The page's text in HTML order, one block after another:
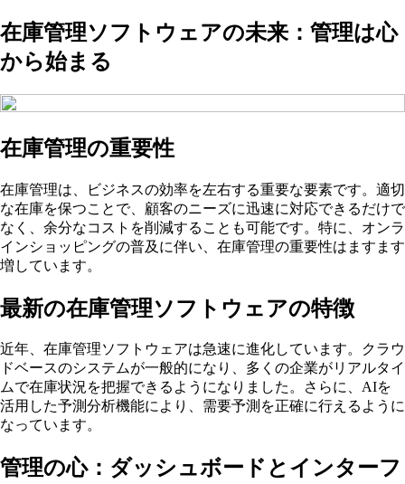
在庫管理ソフトウェアの未来：管理は心
から始まる
在庫管理の重要性
在庫管理は、ビジネスの効率を左右する重要な要素です。適切
な在庫を保つことで、顧客のニーズに迅速に対応できるだけで
なく、余分なコストを削減することも可能です。特に、オンラ
インショッピングの普及に伴い、在庫管理の重要性はますます
増しています。
最新の在庫管理ソフトウェアの特徴
近年、在庫管理ソフトウェアは急速に進化しています。クラウ
ドベースのシステムが一般的になり、多くの企業がリアルタイ
ムで在庫状況を把握できるようになりました。さらに、AIを
活用した予測分析機能により、需要予測を正確に行えるように
なっています。
管理の心：ダッシュボードとインターフ